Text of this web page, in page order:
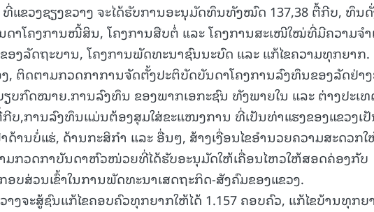
ທີ່ແຂວງຊຽງຂວາງ ຈະໄດ້ຮັບການອະນຸມັດທຶນທັງໝົດ 137,38 ຕື້ກີບ, ທຶນ
ດາໂຄງການໜີ້ສິນ, ໂຄງການສືບຕໍ່ ແລະ ໂຄງການສະເໜີໃໝ່ທີ່ມີຄວາມຈໍາ
ອງລັດຖະບານ, ໂຄງການພັດທະນາຊົນນະບົດ ແລະ ແກ້ໄຂຄວາມທຸກຍາກ.
ຕິດຕາມກວດກາການຈັດຕັ້ງປະຕິບັດບັນດາໂຄງການລົງທຶນຂອງລັດຢ່າ
ບກົດໝາຍ.ການລົງທຶນ ຂອງພາກເອກະຊົນ ທັງພາຍໃນ ແລະ ຕ່າງປະເທ
ກີບ,ການລົງທຶນແມ່ນຕ້ອງສຸມໃສ່ຂະແໜງການ ທີ່ເປັນທ່າແຮງຂອງແຂວງເ
ານບໍ່ແຮ່, ດ້ານກະສິກຳ ແລະ ອື່ນໆ, ສ້າງເງື່ອນໄຂອຳນວຍຄວາມສະດວກ
ກວດກາບັນດາຫົວໜ່ວຍທີ່ໄດ້ຮັບອະນຸມັດໃຫ້ເຄື່ອນໄຫວໃຫ້ສອດຄ່ອງກັບ
ບສ່ວນເຂົ້າໃນການພັດທະນາເສດຖະກິດ-ສັງຄົມຂອງແຂວງ.
າງຈະສູ້ຊົນແກ້ໄຂຄອບຄົວທຸກຍາກໃຫ້ໄດ້ 1.157 ຄອບຄົວ, ແກ້ໄຂບ້ານທຸກຍ